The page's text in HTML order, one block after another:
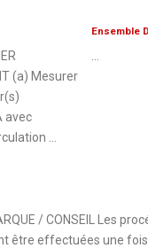
(a) Mesurer
avec
...
Ensemble
/ CONSEIL Les
être effectuées une